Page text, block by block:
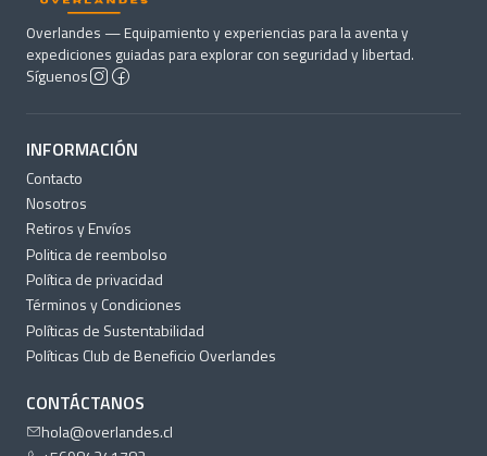
Overlandes — Equipamiento y experiencias para la aventa y
expediciones guiadas para explorar con seguridad y libertad.
Síguenos
INFORMACIÓN
Contacto
Nosotros
Retiros y Envíos
Politica de reembolso
Política de privacidad
Términos y Condiciones
Políticas de Sustentabilidad
Políticas Club de Beneficio Overlandes
CONTÁCTANOS
hola@overlandes.cl